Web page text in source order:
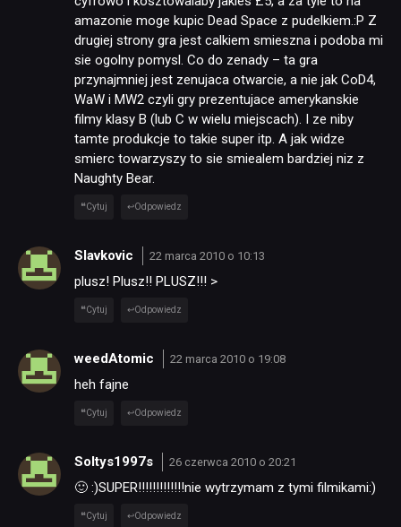
amazonie moge kupic Dead Space z pudelkiem.:P Z
drugiej strony gra jest calkiem smieszna i podoba mi
sie ogolny pomysl. Co do zenady – ta gra
przynajmniej jest zenujaca otwarcie, a nie jak CoD4,
WaW i MW2 czyli gry prezentujace amerykanskie
filmy klasy B (lub C w wielu miejscach). I ze niby
tamte produkcje to takie super itp. A jak widze
smierc towarzyszy to sie smiealem bardziej niz z
Naughty Bear.
Cytuj Odpowiedz
Slavkovic 22 marca 2010 o 10:13
plusz! Plusz!! PLUSZ!!! >
Cytuj Odpowiedz
weedAtomic 22 marca 2010 o 19:08
heh fajne
Cytuj Odpowiedz
Soltys1997s 26 czerwca 2010 o 20:21
🙂 :)SUPER!!!!!!!!!!!!!nie wytrzymam z tymi filmikami:)
Cytuj Odpowiedz